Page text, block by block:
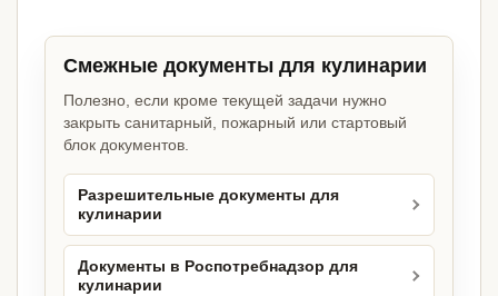
Смежные документы для кулинарии
Полезно, если кроме текущей задачи нужно
закрыть санитарный, пожарный или стартовый
блок документов.
Разрешительные документы для
кулинарии
Документы в Роспотребнадзор для
кулинарии